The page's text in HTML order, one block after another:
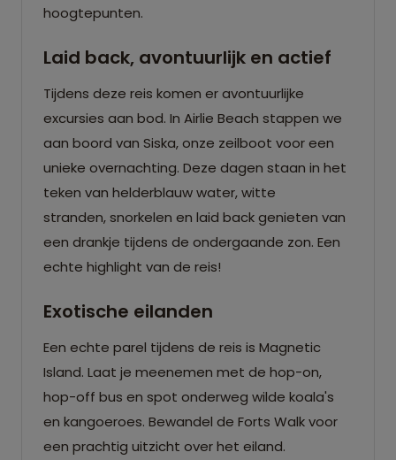
hoogtepunten.
Laid back, avontuurlijk en actief
Tijdens deze reis komen er avontuurlijke
excursies aan bod. In Airlie Beach stappen we
aan boord van Siska, onze zeilboot voor een
unieke overnachting. Deze dagen staan in het
teken van helderblauw water, witte
stranden, snorkelen en laid back genieten van
een drankje tijdens de ondergaande zon. Een
echte highlight van de reis!
Exotische eilanden
Een echte parel tijdens de reis is Magnetic
Island. Laat je meenemen met de hop-on,
hop-off bus en spot onderweg wilde koala's
en kangoeroes. Bewandel de Forts Walk voor
een prachtig uitzicht over het eiland.